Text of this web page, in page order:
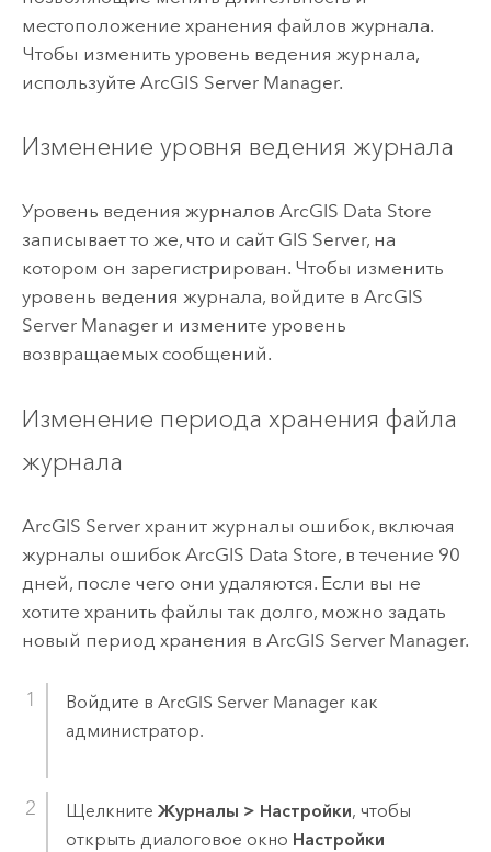
местоположение хранения файлов журнала.
Чтобы изменить уровень ведения журнала,
используйте ArcGIS Server Manager.
Изменение уровня ведения журнала
Уровень ведения журналов ArcGIS Data Store
записывает то же, что и сайт GIS Server, на
котором он зарегистрирован. Чтобы изменить
уровень ведения журнала, войдите в ArcGIS
Server Managerи измените уровень
возвращаемых сообщений.
Изменение периода хранения файла
журнала
ArcGIS Serverхранит журналы ошибок, включая
журналы ошибок ArcGIS Data Store, в течение 90
дней, после чего они удаляются. Если вы не
хотите хранить файлы так долго, можно задать
новый период хранения в ArcGIS Server Manager.
Войдите в ArcGIS Server Managerкак
администратор.
Щелкните Журналы > Настройки, чтобы
открыть диалоговое окно Настройки